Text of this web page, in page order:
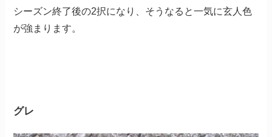
シーズン終了後の2択になり、そうなると一気に玄人色
が強まります。
グレ